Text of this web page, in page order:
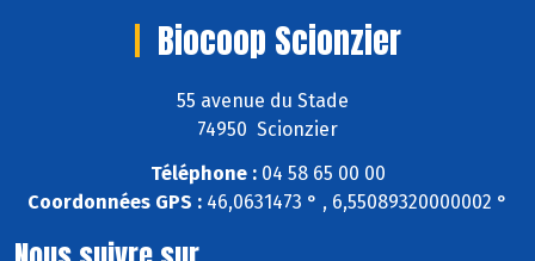
Biocoop Scionzier
55 avenue du Stade
74950 Scionzier
Téléphone :04 58 65 00 00
Coordonnées GPS : 46,0631473 ° , 6,55089320000002 °